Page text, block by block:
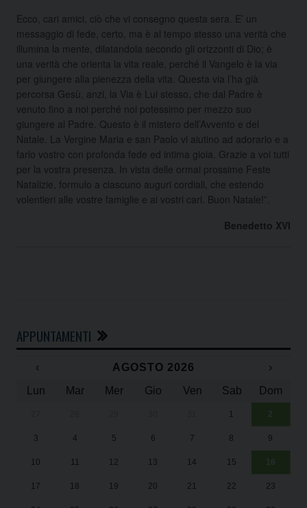
Ecco, cari amici, ciò che vi consegno questa sera. E’ un
messaggio di fede, certo, ma è al tempo stesso una verità che
illumina la mente, dilatandola secondo gli orizzonti di Dio; è
una verità che orienta la vita reale, perché il Vangelo è la via
per giungere alla pienezza della vita. Questa via l’ha già
percorsa Gesù, anzi, la Via è Lui stesso, che dal Padre è
venuto fino a noi perché noi potessimo per mezzo suo
giungere al Padre. Questo è il mistero dell’Avvento e del
Natale. La Vergine Maria e san Paolo vi aiutino ad adorarlo e a
farlo vostro con profonda fede ed intima gioia. Grazie a voi tutti
per la vostra presenza. In vista delle ormai prossime Feste
Natalizie, formulo a ciascuno auguri cordiali, che estendo
volentieri alle vostre famiglie e ai vostri cari. Buon Natale!”.
Benedetto XVI
APPUNTAMENTI
‹ AGOSTO 2026
›
Lun
Mar Mer Gio Ven Sab Dom
1 2
3 4 5 6 7 8 9
10 11 12 13 14 15 16
17 18 19 20 21 22 23